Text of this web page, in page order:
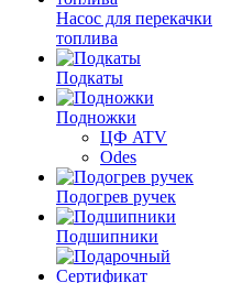
Насос для перекачки
топлива
Подкаты
Подножки
ЦФ ATV
Odes
Подогрев ручек
Подшипники